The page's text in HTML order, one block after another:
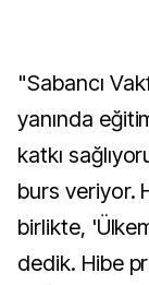
"Sabancı
yanında
katkı
burs veriyor.
birlikte,
dedik. Hibe